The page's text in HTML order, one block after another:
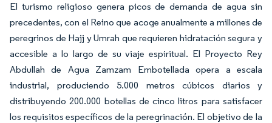
El turismo religioso genera picos de demanda de agua sin
precedentes, con el Reino que acoge anualmente a millones de
peregrinos de Hajj y Umrah que requieren hidratación segura y
accesible a lo largo de su viaje espiritual. El Proyecto Rey
Abdullah de Agua Zamzam Embotellada opera a escala
industrial, produciendo 5.000 metros cúbicos diarios y
distribuyendo 200.000 botellas de cinco litros para satisfacer
los requisitos específicos de la peregrinación. El objetivo de la